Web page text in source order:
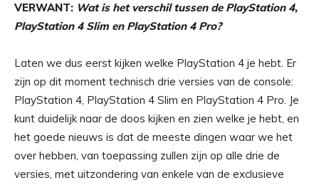
VERWANT: Wat is het verschil tussen de PlayStation 4,
PlayStation 4 Slim en PlayStation 4 Pro?
Laten we dus eerst kijken welke PlayStation 4 je hebt. Er
zijn op dit moment technisch drie versies van de console:
PlayStation 4, PlayStation 4 Slim en PlayStation 4 Pro. Je
kunt duidelijk naar de doos kijken en zien welke je hebt, en
het goede nieuws is dat de meeste dingen waar we het
over hebben, van toepassing zullen zijn op alle drie de
versies, met uitzondering van enkele van de exclusieve